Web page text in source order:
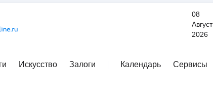
08
Август
2026
Искусство Залоги Календарь Сервисы